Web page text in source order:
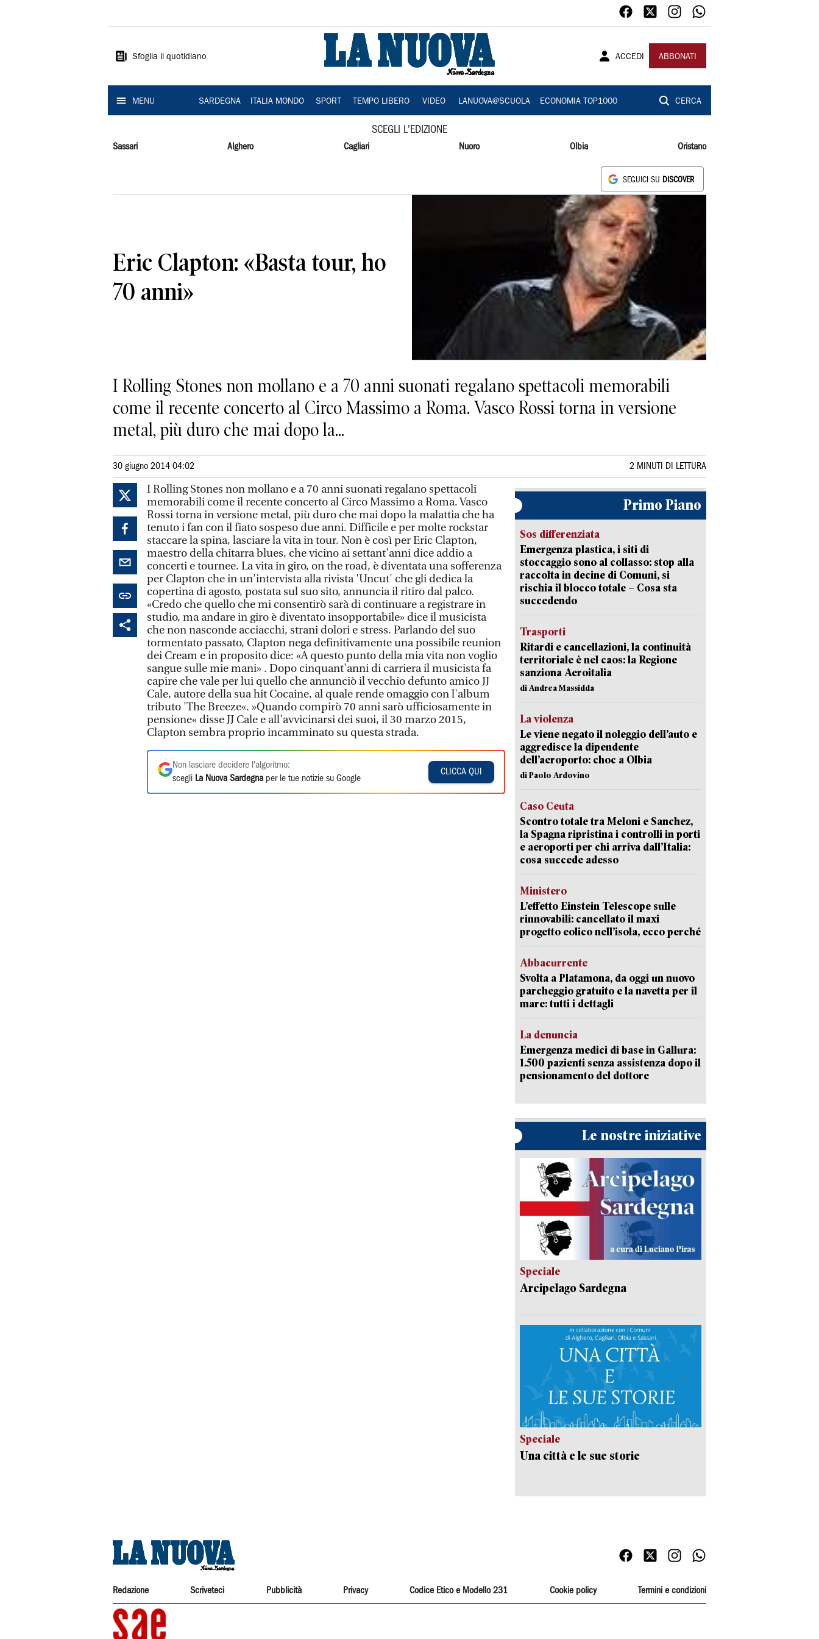
Sardegna
Sfoglia il quotidiano ACCEDI ABBONATI
MENU SARDEGNA ITALIA MONDO SPORT TEMPO LIBERO VIDEO LANUOVA@SCUOLA ECONOMIA TOP1000 CERCA
SCEGLI L'EDIZIONE
Sassari Alghero Cagliari Nuoro Olbia Oristano
SEGUICI SU DISCOVER
Eric Clapton: «Basta tour, ho
70 anni»
I Rolling Stones non mollano e a 70 anni suonati regalano spettacoli memorabili
come il recente concerto al Circo Massimo a Roma. Vasco Rossi torna in versione
metal, più duro che mai dopo la...
30 giugno 2014 04:02 2 MINUTI DI LETTURA
I Rolling Stones non mollano e a 70 anni suonati regalano spettacoli
memorabili come il recente concerto al Circo Massimo a Roma. Vasco
Rossi torna in versione metal, più duro che mai dopo la malattia che ha
tenuto i fan con il fiato sospeso due anni. Difficile e per molte rockstar
staccare la spina, lasciare la vita in tour. Non è così per Eric Clapton,
maestro della chitarra blues, che vicino ai settant'anni dice addio a
concerti e tournee. La vita in giro, on the road, è diventata una sofferenza
per Clapton che in un'intervista alla rivista 'Uncut' che gli dedica la
copertina di agosto, postata sul suo sito, annuncia il ritiro dal palco.
«Credo che quello che mi consentirò sarà di continuare a registrare in
studio, ma andare in giro è diventato insopportabile» dice il musicista
che non nasconde acciacchi, strani dolori e stress. Parlando del suo
tormentato passato, Clapton nega definitivamente una possibile reunion
dei Cream e in proposito dice: «A questo punto della mia vita non voglio
sangue sulle mie mani» . Dopo cinquant'anni di carriera il musicista fa
capire che vale per lui quello che annunciò il vecchio defunto amico JJ
Cale, autore della sua hit Cocaine, al quale rende omaggio con l'album
tributo 'The Breeze«. »Quando compirò 70 anni sarò ufficiosamente in
pensione« disse JJ Cale e all'avvicinarsi dei suoi, il 30 marzo 2015,
Clapton sembra proprio incamminato su questa strada.
Non lasciare decidere l'algoritmo:
scegli La Nuova Sardegna per le tue notizie su Google
CLICCA QUI
Primo Piano
Sos differenziata
Emergenza plastica, i siti di
stoccaggio sono al collasso: stop alla
raccolta in decine di Comuni, si
rischia il blocco totale – Cosa sta
succedendo
Trasporti
Ritardi e cancellazioni, la continuità
territoriale è nel caos: la Regione
sanziona Aeroitalia
di Andrea Massidda
La violenza
Le viene negato il noleggio dell’auto e
aggredisce la dipendente
dell’aeroporto: choc a Olbia
di Paolo Ardovino
Caso Ceuta
Scontro totale tra Meloni e Sanchez,
la Spagna ripristina i controlli in porti
e aeroporti per chi arriva dall’Italia:
cosa succede adesso
Ministero
L’effetto Einstein Telescope sulle
rinnovabili: cancellato il maxi
progetto eolico nell’isola, ecco perché
Abbacurrente
Svolta a Platamona, da oggi un nuovo
parcheggio gratuito e la navetta per il
mare: tutti i dettagli
La denuncia
Emergenza medici di base in Gallura:
1.500 pazienti senza assistenza dopo il
pensionamento del dottore
Le nostre iniziative
Speciale
Arcipelago Sardegna
Speciale
Una città e le sue storie
Redazione Scriveteci Pubblicità Privacy Codice Etico e Modello 231 Cookie policy Termini e condizioni